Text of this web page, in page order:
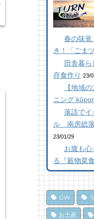
春の味覚
き！「ごま
田舎暮
存食作り 23/
【地域
ニング
落語で
ル 南房総落
23/01/29
お腹も
る『穀物菜
GW
お土産